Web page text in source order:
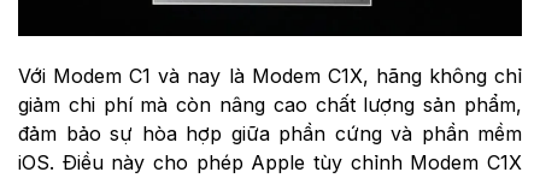
Với Modem C1 và nay là Modem C1X, hãng không chỉ
giảm chi phí mà còn nâng cao chất lượng sản phẩm,
đảm bảo sự hòa hợp giữa phần cứng và phần mềm
iOS. Điều này cho phép Apple tùy chỉnh Modem C1X